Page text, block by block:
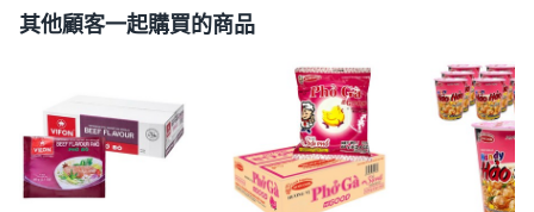
其他顧客一起購買的商品